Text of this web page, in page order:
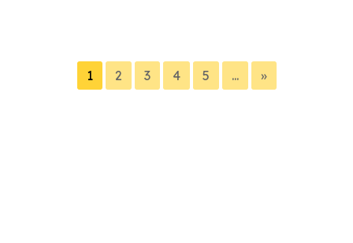
1 2 3 4 5 ... »